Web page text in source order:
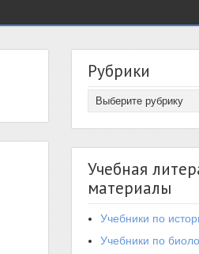
Рубрики
Учебная
материалы
Учебники по
Учебники по